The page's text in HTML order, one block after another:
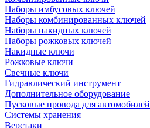
Наборы имбусовых ключей
Наборы комбинированных ключей
Наборы накидных ключей
Наборы рожковых ключей
Накидные ключи
Рожковые ключи
Свечные ключи
Гидравлический инструмент
Дополнительное оборудование
Пусковые провода для автомобилей
Системы хранения
Верстаки